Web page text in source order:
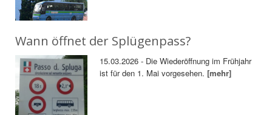
Wann öffnet der Splügenpass?
15.03.2026 - Die Wiederöffnung im Frühjahr
ist für den 1. Mai vorgesehen.[mehr]